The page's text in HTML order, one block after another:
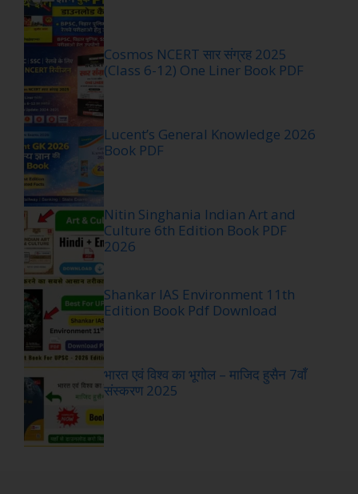
Cosmos NCERT सार संग्रह 2025
(Class 6-12) One Liner Book PDF
Lucent’s General Knowledge 2026
Book PDF
Nitin Singhania Indian Art and
Culture 6th Edition Book PDF
2026
Shankar IAS Environment 11th
Edition Book Pdf Download
भारत एवं विश्व का भूगोल – माजिद हुसैन 7वाँ
संस्करण 2025